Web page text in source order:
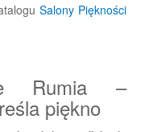
Salony Piękności
Rumia –
piękno